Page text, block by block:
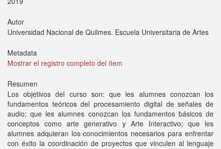
Autor
Universidad Nacional de Quilmes. Escuela Universitaria de Artes
Metadata
Mostrar el registro completo del ítem
Resumen
Los objetivos del curso son: que les alumnes conozcan los
fundamentos teóricos del procesamiento digital de señales de
audio; que les alumnes conozcan los fundamentos básicos de
conceptos como arte generativo y Arte Interactivo; que les
alumnes adquieran los conocimientos necesarios para enfrentar
con éxito la coordinación de proyectos que vinculen al lenguaje